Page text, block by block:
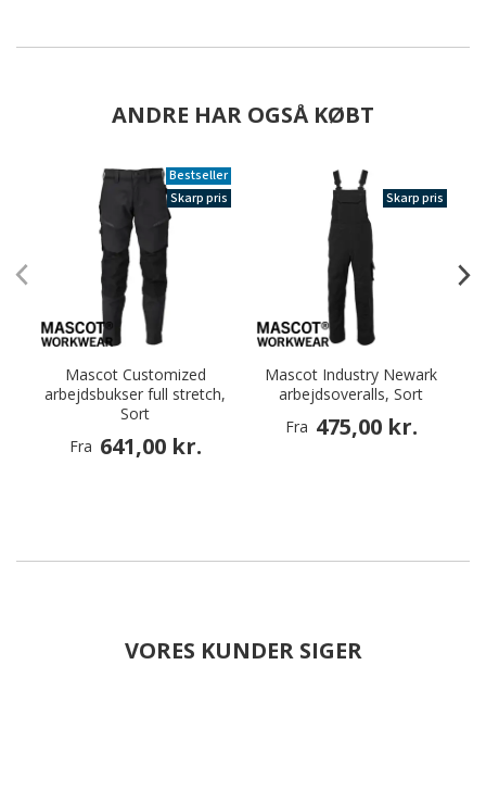
ANDRE HAR OGSÅ KØBT
Bestseller
Skarp pris
Mascot Customized
arbejdsbukser full stretch,
Sort
Fra 641,00 kr.
Skarp pris
Mascot Industry Newark
arbejdsoveralls, Sort
Fra 475,00 kr.
VORES KUNDER SIGER